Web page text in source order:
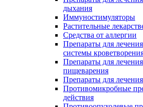
дыхания
Иммуностимуляторы
Растительные
Средства от аллергии
Препараты для
системы
Препараты для
пищеварения
Препараты для
Противомикробные
действия